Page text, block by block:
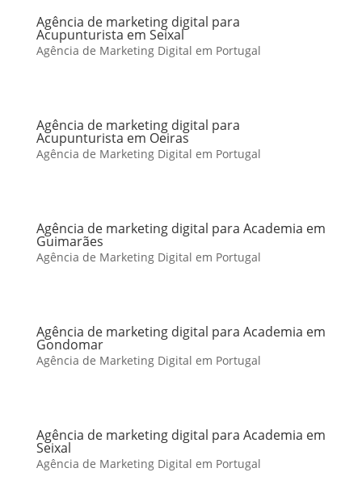
Agência de marketing digital para
Acupunturista em Seixal
Agência de Marketing Digital em Portugal
Agência de marketing digital para
Acupunturista em Oeiras
Agência de Marketing Digital em Portugal
Agência de marketing digital para Academia em
Guimarães
Agência de Marketing Digital em Portugal
Agência de marketing digital para Academia em
Gondomar
Agência de Marketing Digital em Portugal
Agência de marketing digital para Academia em
Seixal
Agência de Marketing Digital em Portugal